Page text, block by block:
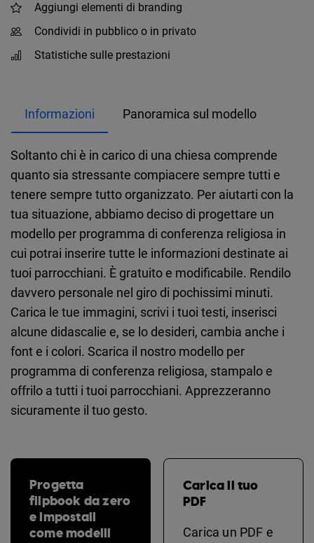
Aggiungi elementi di branding
Condividi in pubblico o in privato
Statistiche sulle prestazioni
Informazioni Panoramica sul modello
Soltanto chi è in carico di una chiesa comprende
quanto sia stressante compiacere sempre tutti e
tenere sempre tutto organizzato. Per aiutarti con la
tua situazione, abbiamo deciso di progettare un
modello per programma di conferenza religiosa in
cui potrai inserire tutte le informazioni destinate ai
tuoi parrocchiani. È gratuito e modificabile. Rendilo
davvero personale nel giro di pochissimi minuti.
Carica le tue immagini, scrivi i tuoi testi, inserisci
alcune didascalie e, se lo desideri, cambia anche i
font e i colori. Scarica il nostro modello per
programma di conferenza religiosa, stampalo e
offrilo a tutti i tuoi parrocchiani. Apprezzeranno
sicuramente il tuo gesto.
Progetta
flipbook da zero
e impostali
come modelli
Carica il tuo
PDF
Carica un PDF e